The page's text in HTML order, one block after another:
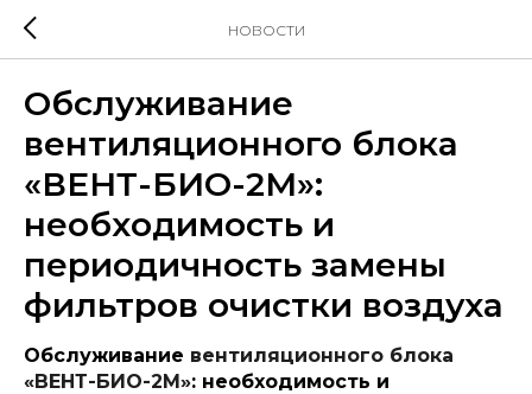
НОВОСТИ
Обслуживание
вентиляционного блока
«ВЕНТ-БИО-2М»:
необходимость и
периодичность замены
фильтров очистки воздуха
Обслуживание вентиляционного блока
«ВЕНТ-БИО-2М»: необходимость и